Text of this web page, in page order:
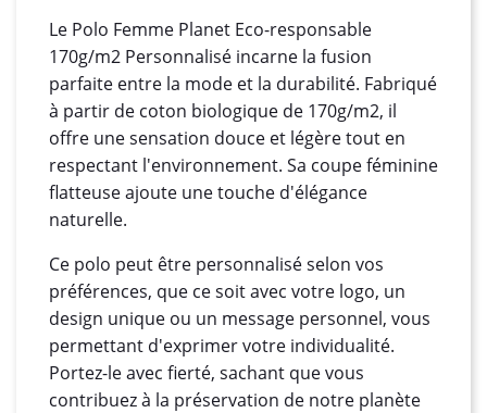
Le Polo Femme Planet Eco-responsable
170g/m2 Personnalisé incarne la fusion
parfaite entre la mode et la durabilité. Fabriqué
à partir de coton biologique de 170g/m2, il
offre une sensation douce et légère tout en
respectant l'environnement. Sa coupe féminine
flatteuse ajoute une touche d'élégance
naturelle.
Ce polo peut être personnalisé selon vos
préférences, que ce soit avec votre logo, un
design unique ou un message personnel, vous
permettant d'exprimer votre individualité.
Portez-le avec fierté, sachant que vous
contribuez à la préservation de notre planète